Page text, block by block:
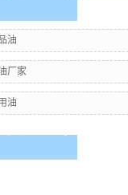
油
厂家
油